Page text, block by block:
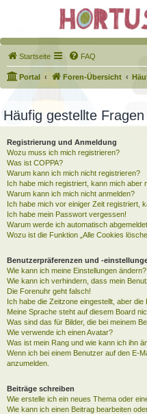
Startseite FAQ
Portal Foren-Übersicht
Häufig gestellte Fragen
Registrierung und Anmeldung
Wozu muss ich mich registrieren?
Was ist COPPA?
Warum kann ich mich nicht registrieren?
Ich habe mich registriert, kann mich aber
Warum kann ich mich nicht anmelden?
Ich habe mich vor einiger Zeit registriert,
Ich habe mein Passwort vergessen!
Warum werde ich automatisch
Wozu ist die Funktion „Alle Cookies
Benutzerpräferenzen und -
Wie kann ich meine Einstellungen ändern?
Wie kann ich verhindern, dass mein
Die Forenuhr geht falsch!
Ich habe die Zeitzone eingestellt, aber
Meine Sprache steht auf diesem Board
Was sind das für Bilder, die bei meinem
Wie verwende ich einen Avatar?
Was ist mein Rang und wie kann ich ihn
Wenn ich bei einem Benutzer auf den E-
anzumelden.
Beiträge schreiben
Wie erstelle ich ein neues Thema oder
Wie kann ich einen Beitrag bearbeiten